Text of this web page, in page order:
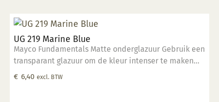
UG 219 Marine Blue
Mayco Fundamentals Matte onderglazuur Gebruik een
transparant glazuur om de kleur intenser te maken
Geschikt voor gebruiksgoed mits er een transparant
€ 6,40 excl. BTW